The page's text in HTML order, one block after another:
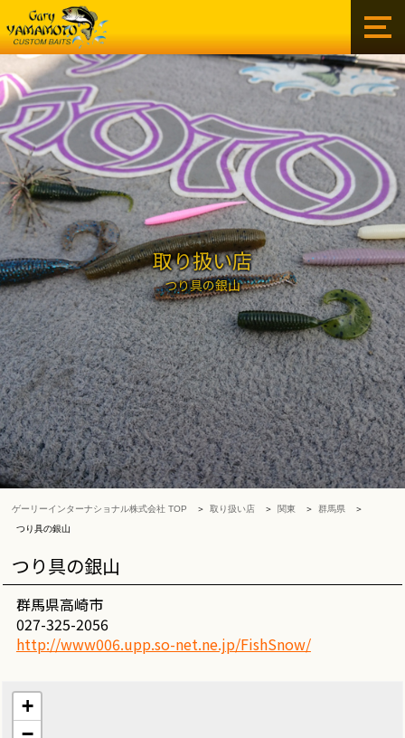
ゲ
ー
リ
ー
イ
ン
タ
ー
ナ
シ
ョ
ナ
ル
株
式
会
社
取り扱い店
つり具の銀山
ゲーリーインターナショナル株式会社 TOP 取り扱い店 関東
群馬県
つり具の銀山
つり具の銀山
群馬県高崎市
027-325-2056
http://www006.upp.so-net.ne.jp/FishSnow/
+